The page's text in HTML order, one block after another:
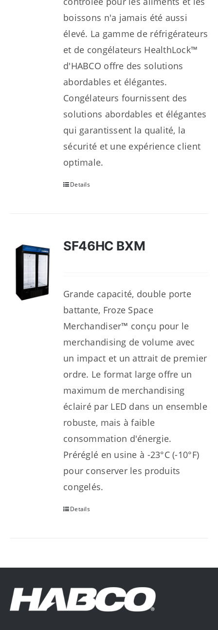
boissons n'a jamais été aussi
élevé. La gamme de réfrigérateurs
et de congélateurs HealthLock™
d'HABCO offre des solutions
abordables et élégantes.
Congélateurs fournissent des
solutions abordables et élégantes
qui garantissent la qualité, la
sécurité et une expérience client
optimale.
Details
SF46HC BXM
Grande capacité, double porte
battante, Froze Space
Merchandiser™ conçu pour le
merchandising de volume avec
un impact et un attrait de premier
ordre. Le format large offre un
maximum de merchandising
éclairé par LED dans un ensemble
robuste, mais à faible
consommation d'énergie.
Préréglé en usine à -23°C (-10°F)
pour conserver les produits
congelés.
Details